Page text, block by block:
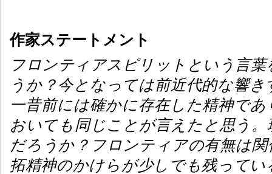
作家ステートメント
フロンティアスピリットという言
うか？今となっては前近代的な響
一昔前には確かに存在した精神で
おいても同じことが言えたと思う
だろうか？フロンティアの有無は
拓精神のかけらが少しでも残って